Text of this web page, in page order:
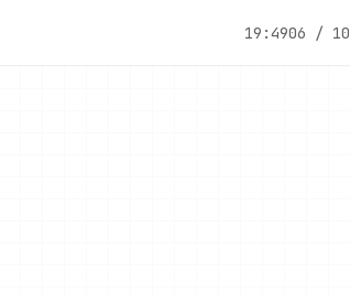
19:4906 / 10